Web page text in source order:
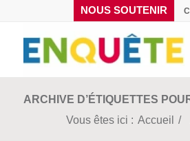
NOUS SOUTENIR
ARCHIVE D’ÉTIQUETTES
Vous êtes ici : Accueil /